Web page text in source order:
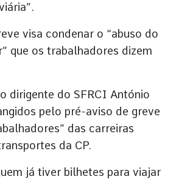
visa condenar o “abuso do
que os trabalhadores dizem
dirigente do SFRCI António
pelo pré-aviso de greve
das carreiras
da CP.
já tiver bilhetes para viajar